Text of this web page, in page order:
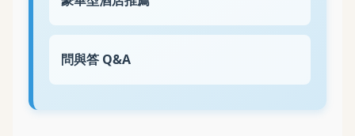
問與答 Q&A